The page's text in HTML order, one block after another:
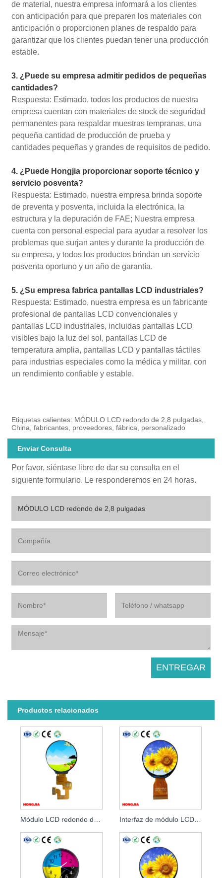
de material, nuestra empresa informará a los clientes
con anticipación para que preparen los materiales con
anticipación o proporcionen planes de respaldo para
garantizar que los clientes puedan tener una producción
estable.
3. ¿Puede su empresa admitir pedidos de pequeñas
cantidades?
Respuesta: Estimado, todos los productos de nuestra
empresa cuentan con materiales de stock de seguridad
permanentes para respaldar muestras tempranas, una
pequeña cantidad de producción de prueba y
cantidades pequeñas y grandes de requisitos de pedido.
4. ¿Puede Hongjia proporcionar soporte técnico y
servicio posventa?
Respuesta: Estimado, nuestra empresa brinda soporte
de preventa y posventa, incluida la electrónica, la
estructura y la depuración de FAE; Nuestra empresa
cuenta con personal especial para ayudar a resolver los
problemas que surjan antes y durante la producción de
su empresa, y todos los productos brindan un servicio
posventa oportuno y un año de garantía.
5. ¿Su empresa fabrica pantallas LCD industriales?
Respuesta: Estimado, nuestra empresa es un fabricante
profesional de pantallas LCD convencionales y
pantallas LCD industriales, incluidas pantallas LCD
visibles bajo la luz del sol, pantallas LCD de
temperatura amplia, pantallas LCD y pantallas táctiles
para industrias especiales como la médica y militar, con
un rendimiento confiable y estable.
Etiquetas calientes: MÓDULO LCD redondo de 2,8 pulgadas,
China, fabricantes, proveedores, fábrica, personalizado
Enviar Consulta
Por favor, siéntase libre de dar su consulta en el
siguiente formulario. Le responderemos en 24 horas.
Productos relacionados